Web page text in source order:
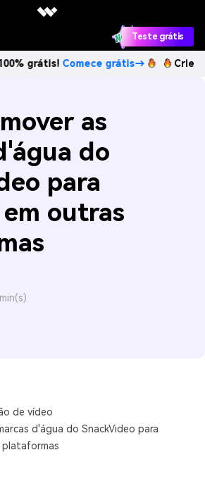
Teste grátis
Comece grátis→ Crie imagens
as
do
para
outras
de vídeo
d'água do SnackVideo para
plataformas